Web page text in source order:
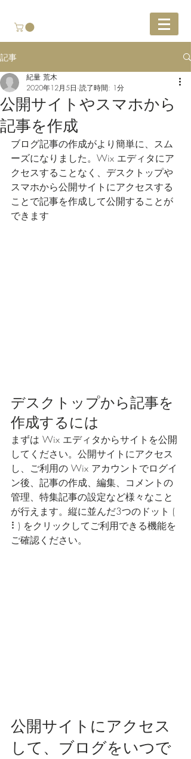
記事
公開サイトやスマホから
記事を作成
紀量 荒木
2020年12月5日 読了時間: 1分
ブログ記事の作成がより簡単に、スム
ーズになりました。Wix エディタにア
クセスすることなく、デスクトップや
スマホから公開サイトにアクセスする
ことで記事を作成して公開することが
できます
デスクトップから記事を
作成するには
まずは Wix エディタからサイトを公開
してください。公開サイトにアクセス
し、ご利用の Wix アカウントでログイ
ン後、記事の作成、編集、コメントの
管理、特集記事の設定など様々なこと
が行えます。縦に並んだ3つのドット (
⠇) をクリックしてご利用できる機能を
ご確認ください。
公開サイトにアクセス
して、ブログをいつで